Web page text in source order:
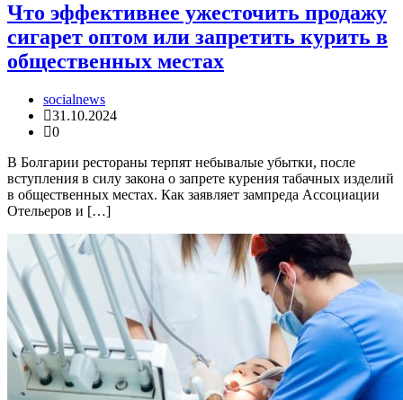
Что эффективнее ужесточить продажу
сигарет оптом или запретить курить в
общественных местах
socialnews
31.10.2024
0
В Болгарии рестораны терпят небывалые убытки, после
вступления в силу закона о запрете курения табачных изделий
в общественных местах. Как заявляет зампреда Ассоциации
Отельеров и […]